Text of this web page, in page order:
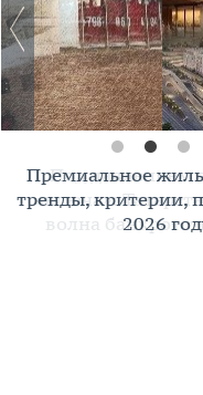
Премиальное
тренды, критерии,
2026